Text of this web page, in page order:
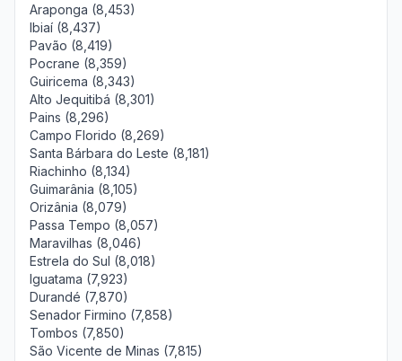
Araponga (8,453)
Ibiaí (8,437)
Pavão (8,419)
Pocrane (8,359)
Guiricema (8,343)
Alto Jequitibá (8,301)
Pains (8,296)
Campo Florido (8,269)
Santa Bárbara do Leste (8,181)
Riachinho (8,134)
Guimarânia (8,105)
Orizânia (8,079)
Passa Tempo (8,057)
Maravilhas (8,046)
Estrela do Sul (8,018)
Iguatama (7,923)
Durandé (7,870)
Senador Firmino (7,858)
Tombos (7,850)
São Vicente de Minas (7,815)